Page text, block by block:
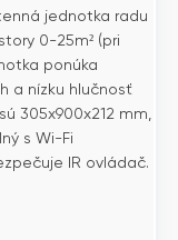
jednotka radu
0-25m² (pri
ponúka
a nízku hlučnosť
305x900x212 mm,
s Wi-Fi
IR ovládač.